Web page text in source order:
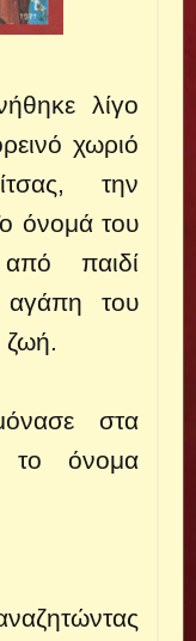
λίγο
χωριό
την
όνομά του
παιδί
αγάπη του
ζωή.
στα
το όνομα